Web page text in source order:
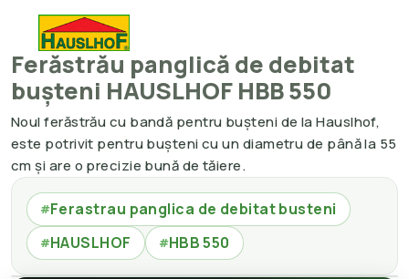
Ferăstrău panglică de debitat
bușteni HAUSLHOF HBB 550
Noul ferăstrău cu bandă pentru bușteni de la Hauslhof,
este potrivit pentru bușteni cu un diametru de până la 55
cm și are o precizie bună de tăiere.
#Ferastrau panglica de debitat busteni
#HAUSLHOF #HBB 550